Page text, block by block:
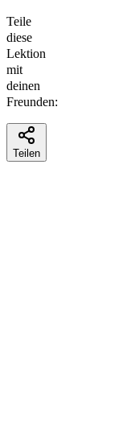
Teile
diese
Lektion
mit
deinen
Freunden:
Teilen